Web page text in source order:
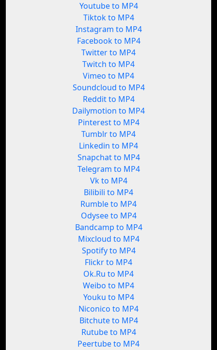
Youtube to MP4
Tiktok to MP4
Instagram to MP4
Facebook to MP4
Twitter to MP4
Twitch to MP4
Vimeo to MP4
Soundcloud to MP4
Reddit to MP4
Dailymotion to MP4
Pinterest to MP4
Tumblr to MP4
Linkedin to MP4
Snapchat to MP4
Telegram to MP4
Vk to MP4
Bilibili to MP4
Rumble to MP4
Odysee to MP4
Bandcamp to MP4
Mixcloud to MP4
Spotify to MP4
Flickr to MP4
Ok.Ru to MP4
Weibo to MP4
Youku to MP4
Niconico to MP4
Bitchute to MP4
Rutube to MP4
Peertube to MP4